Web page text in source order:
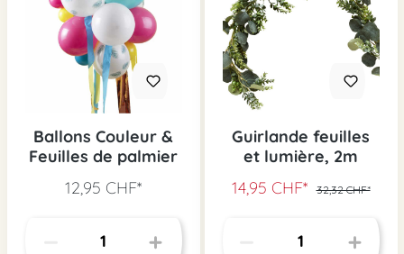
Ballons Couleur &
Feuilles de palmier
12,95 CHF*
Guirlande feuilles
et lumière, 2m
14,95 CHF*
32,32 CHF*